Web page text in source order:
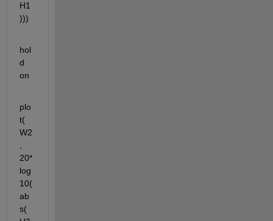
H1
)))
hol
d
on
plo
t(
W2
20*
log
10(
ab
s(